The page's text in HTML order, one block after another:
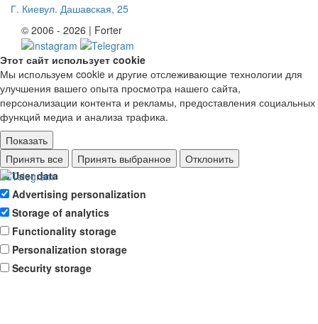
Г. Киевул. Дашавская, 25
© 2006 - 2026 | Forter
Этот сайт использует cookie
Мы используем cookie и другие отслеживающие технологии для
улучшения вашего опыта просмотра нашего сайта,
персонализации контента и рекламы, предоставления социальных
функций медиа и анализа трафика.
Показать
Ad storage
User data
Advertising personalization
Storage of analytics
Functionality storage
Personalization storage
Security storage
Принять все Принять выбранное Отклонить